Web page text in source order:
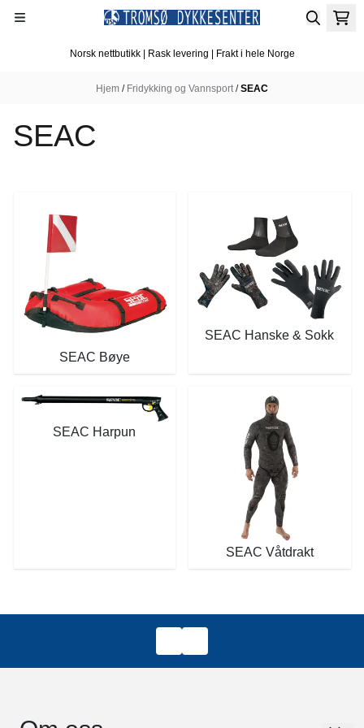
Hopp til innhold
Norsk nettbutikk | Rask levering | Frakt i hele Norge
Hjem / Fridykking og Vannsport /SEAC
SEAC
SEAC Bøye
SEAC Hanske & Sokk
SEAC Harpun
SEAC Våtdrakt